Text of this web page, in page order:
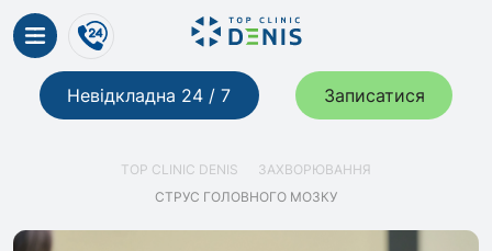
Невідкладна 24 / 7 Записатися
TOP CLINIC DENIS
ЗАХВОРЮВАННЯ
СТРУС ГОЛОВНОГО МОЗКУ